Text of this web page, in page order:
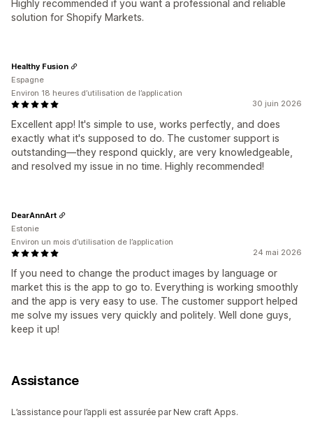
Highly recommended if you want a professional and reliable
solution for Shopify Markets.
30 juin 2026
Excellent app! It's simple to use, works perfectly, and does
exactly what it's supposed to do. The customer support is
outstanding—they respond quickly, are very knowledgeable,
and resolved my issue in no time. Highly recommended!
Healthy Fusion
Espagne
Environ 18 heures d’utilisation de l’application
24 mai 2026
If you need to change the product images by language or
market this is the app to go to. Everything is working smoothly
and the app is very easy to use. The customer support helped
me solve my issues very quickly and politely. Well done guys,
keep it up!
DearAnnArt
Estonie
Environ un mois d’utilisation de l’application
Assistance
L’assistance pour l’appli est assurée par New craft Apps.